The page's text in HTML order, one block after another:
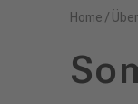
Home /